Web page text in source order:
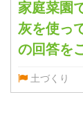
家庭菜園
灰を使っ
の回答を
土づくり